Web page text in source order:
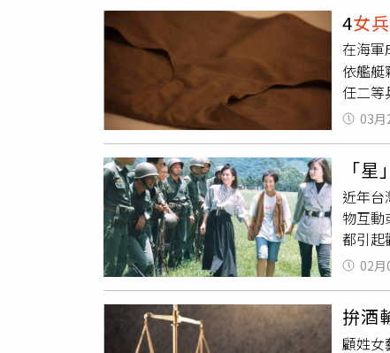
嘔！那
和歐漢
潮，其
皮又有
皮，因
在知
你買
兩個
的就可
4女兵
在海軍
依艦艇
任二等
徒手竊
陳報
罪，
機、
之犯後
03月
「
近年台
物互動
都引起觀眾熱
是福利
演出
不少
16歲
心」，
02月
拚酒
顧姓女